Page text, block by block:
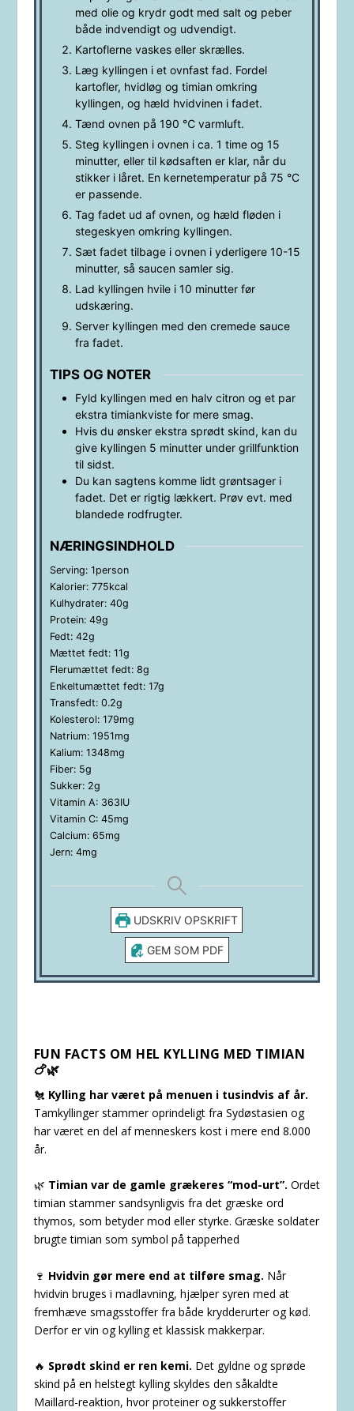
med olie og krydr godt med salt og peber
både indvendigt og udvendigt.
Kartoflerne vaskes eller skrælles.
Læg kyllingen i et ovnfast fad. Fordel
kartofler, hvidløg og timian omkring
kyllingen, og hæld hvidvinen i fadet.
Tænd ovnen på 190 ℃ varmluft.
Steg kyllingen i ovnen i ca. 1 time og 15
minutter, eller til kødsaften er klar, når du
stikker i låret. En kernetemperatur på 75 °C
er passende.
Tag fadet ud af ovnen, og hæld fløden i
stegeskyen omkring kyllingen.
Sæt fadet tilbage i ovnen i yderligere 10-15
minutter, så saucen samler sig.
Lad kyllingen hvile i 10 minutter før
udskæring.
Server kyllingen med den cremede sauce
fra fadet.
TIPS OG NOTER
Fyld kyllingen med en halv citron og et par
ekstra timiankviste for mere smag.
Hvis du ønsker ekstra sprødt skind, kan du
give kyllingen 5 minutter under grillfunktion
til sidst.
Du kan sagtens komme lidt grøntsager i
fadet. Det er rigtig lækkert. Prøv evt. med
blandede rodfrugter.
NÆRINGSINDHOLD
Serving: 1person
Kalorier: 775kcal
Kulhydrater: 40g
Protein: 49g
Fedt: 42g
Mættet fedt: 11g
Flerumættet fedt: 8g
Enkeltumættet fedt: 17g
Transfedt: 0.2g
Kolesterol: 179mg
Natrium: 1951mg
Kalium: 1348mg
Fiber: 5g
Sukker: 2g
Vitamin A: 363IU
Vitamin C: 45mg
Calcium: 65mg
Jern: 4mg
UDSKRIV OPSKRIFT
GEM SOM PDF
FUN FACTS OM HEL KYLLING MED TIMIAN
🍗🌿
🐔 Kylling har været på menuen i tusindvis af år.
Tamkyllinger stammer oprindeligt fra Sydøstasien og
har været en del af menneskers kost i mere end 8.000
år.
🌿 Timian var de gamle grækeres “mod-urt”. Ordet
timian stammer sandsynligvis fra det græske ord
thymos, som betyder mod eller styrke. Græske soldater
brugte timian som symbol på tapperhed
🍷 Hvidvin gør mere end at tilføre smag. Når
hvidvin bruges i madlavning, hjælper syren med at
fremhæve smagsstoffer fra både krydderurter og kød.
Derfor er vin og kylling et klassisk makkerpar.
🔥 Sprødt skind er ren kemi. Det gyldne og sprøde
skind på en helstegt kylling skyldes den såkaldte
Maillard-reaktion, hvor proteiner og sukkerstoffer